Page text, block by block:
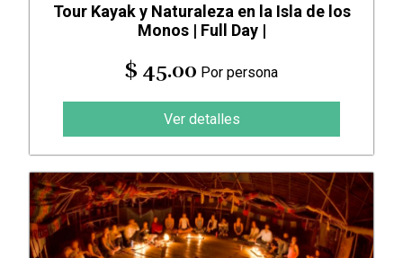
Tour Kayak y Naturaleza en la Isla de los
Monos | Full Day |
$ 45.00 Por persona
Ver detalles